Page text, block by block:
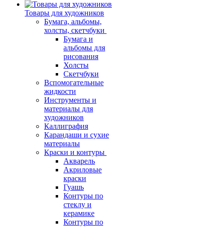
Товары для художников
Бумага, альбомы,
холсты, скетчбуки
Бумага и
альбомы для
рисования
Холсты
Скетчбуки
Вспомогательные
жидкости
Инструменты и
материалы для
художников
Каллиграфия
Карандаши и сухие
материалы
Краски и контуры
Акварель
Акриловые
краски
Гуашь
Контуры по
стеклу и
керамике
Контуры по